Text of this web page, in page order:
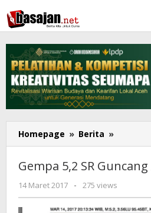
ke
konten
Homepage » Berita »
5,2
Aceh
Gempa 5,2 SR Guncang
14 Maret 2017
oleh
Ariski
Septian
- 275 views